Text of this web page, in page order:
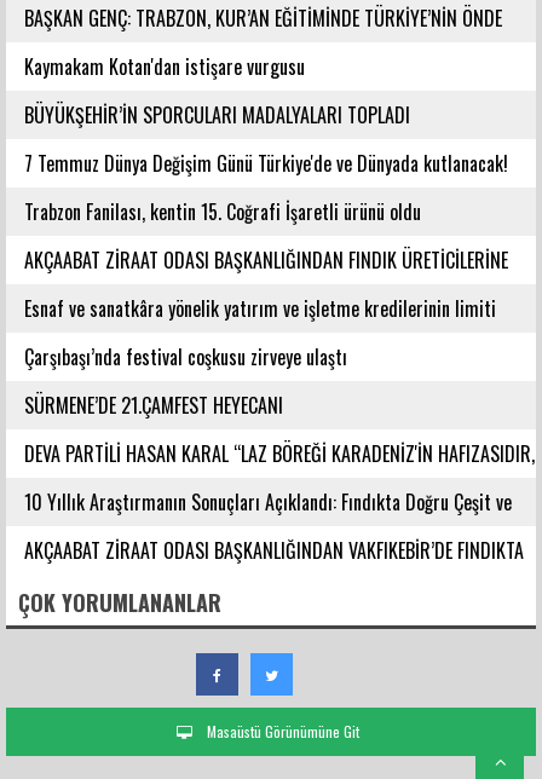
BAŞKAN GENÇ: TRABZON, KUR’AN EĞİTİMİNDE TÜRKİYE’NİN ÖNDE
GELEN ŞEHİRLERİNDENDİR
Kaymakam Kotan'dan istişare vurgusu
BÜYÜKŞEHİR’İN SPORCULARI MADALYALARI TOPLADI
7 Temmuz Dünya Değişim Günü Türkiye'de ve Dünyada kutlanacak!
Trabzon Fanilası, kentin 15. Coğrafi İşaretli ürünü oldu
AKÇAABAT ZİRAAT ODASI BAŞKANLIĞINDAN FINDIK ÜRETİCİLERİNE
AĞUSTOS AYI İÇİN UYARI!
Esnaf ve sanatkâra yönelik yatırım ve işletme kredilerinin limiti
artırıldı
Çarşıbaşı’nda festival coşkusu zirveye ulaştı
SÜRMENE’DE 21.ÇAMFEST HEYECANI
DEVA PARTİLİ HASAN KARAL “LAZ BÖREĞİ KARADENİZ'İN HAFIZASIDIR,
KİMLİĞİ DEĞİŞTİRİLEMEZ”
10 Yıllık Araştırmanın Sonuçları Açıklandı: Fındıkta Doğru Çeşit ve
Rakım Belirlendi
AKÇAABAT ZİRAAT ODASI BAŞKANLIĞINDAN VAKFIKEBİR’DE FINDIKTA
BAHÇE GÜNÜ ETKİNLİĞİNE KATILIM
ÇOK YORUMLANANLAR
Masaüstü Görünümüne Git